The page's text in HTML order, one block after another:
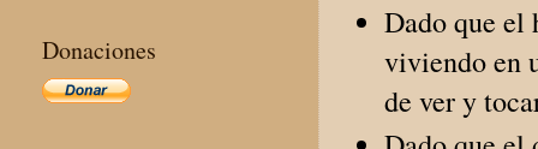
Dado que el
viviendo en
de ver y
Donaciones